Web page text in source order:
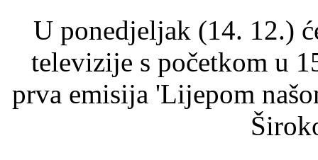
U ponedjeljak (14. 12.)
televizije s početkom u
prva emisija 'Lijepom